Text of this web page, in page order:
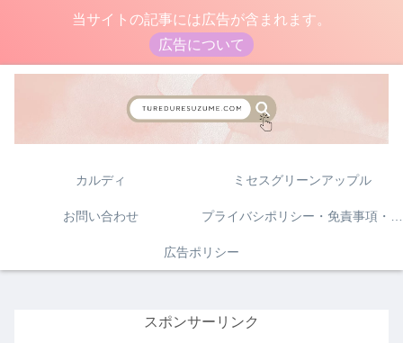
当サイトの記事には広告が含まれます。
広告について
カルディ ミセスグリーンアップル
お問い合わせ
広告ポリシー
スポンサーリンク